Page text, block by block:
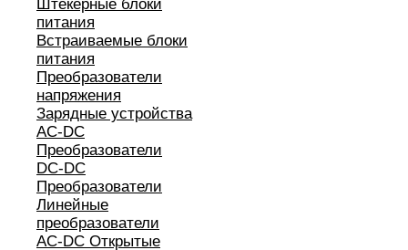
Штекерные блоки
питания
Встраиваемые блоки
питания
Преобразователи
напряжения
Зарядные устройства
AC-DC
Преобразователи
DC-DC
Преобразователи
Линейные
преобразователи
AC-DC Открытые